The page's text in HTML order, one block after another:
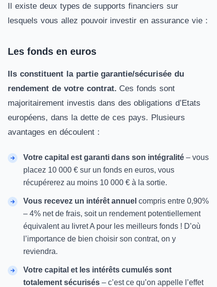
Il existe deux types de supports financiers sur
lesquels vous allez pouvoir investir en assurance vie :
Les fonds en euros
Ils constituent la partie garantie/sécurisée du
rendement de votre contrat. Ces fonds sont
majoritairement investis dans des obligations d’Etats
européens, dans la dette de ces pays. Plusieurs
avantages en découlent :
Votre capital est garanti dans son intégralité – vous
placez 10 000 € sur un fonds en euros, vous
récupérerez au moins 10 000 € à la sortie.
Vous recevez un intérêt annuel compris entre 0,90%
– 4% net de frais, soit un rendement potentiellement
équivalent au livret A pour les meilleurs fonds ! D’où
l’importance de bien choisir son contrat, on y
reviendra.
Votre capital et les intérêts cumulés sont
totalement sécurisés – c’est ce qu’on appelle l’effet